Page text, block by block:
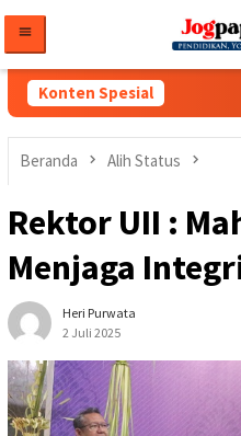
konten
Konten Spesial
Beranda Alih Status
Rektor UII :
Menjaga
Heri Purwata
2 Juli 2025